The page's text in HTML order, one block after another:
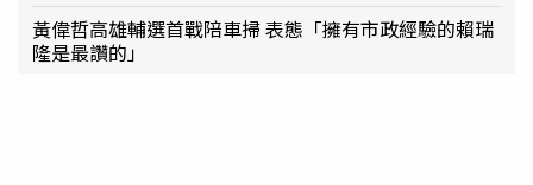
黃偉哲高雄輔選首戰陪車掃 表態「擁有市政經驗的賴瑞
隆是最讚的」